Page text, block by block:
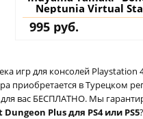
Neptunia Virtual
(Турция) купить
на аккаунт
995 руб.
игр для консолей Playstation
приобретается в Турецком
вас БЕСПЛАТНО. Мы
Dungeon Plus для PS4 или PS5